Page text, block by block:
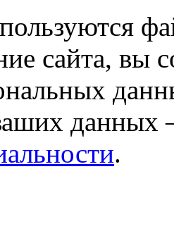
сайта, вы
данных
.